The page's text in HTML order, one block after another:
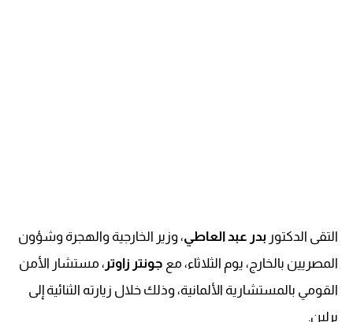
التقى الدكتور بدر عبد العاطي، وزير الخارجية والهجرة وشؤون
المصريين بالخارج، يوم الثلاثاء، مع جونتر زاوتر ، مستشار الأمن
القومي بالمستشارية الألمانية، وذلك خلال زيارته الثنائية إلى
برلين.